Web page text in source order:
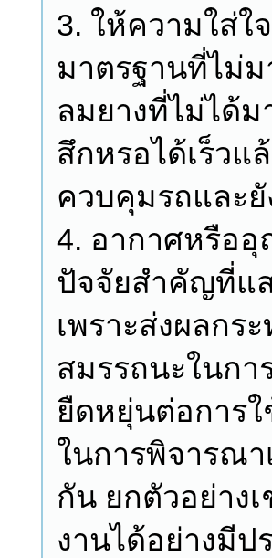
3. ให้ความใส่ใ
มาตรฐานที่ไม่ม
ลมยางที่ไม่ได้ม
สึกหรอได้เร็วแ
ควบคุมรถและ
4. อากาศหรือ
ปัจจัยสำคัญที่แ
เพราะส่งผลกร
สมรรถนะในก
ยืดหยุ่นต่อการ
ในการพิจารณ
กัน ยกตัวอย่าง
งานได้อย่างมี